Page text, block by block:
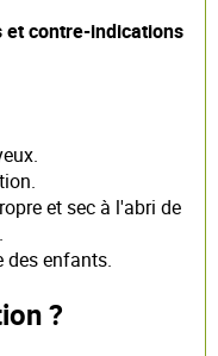
et contre-indications
et sec à l'abri de
des enfants.
?